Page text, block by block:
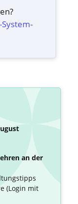
System­
an der
(Login mit